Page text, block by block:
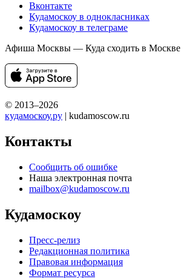
Вконтакте
Кудамоскоу в однокласниках
Кудамоскоу в телеграме
Афиша Москвы — Куда сходить в Москве
© 2013–2026
кудамоскоу.ру | kudamoscow.ru
Контакты
Сообщить об ошибке
Наша электронная почта
mailbox@kudamoscow.ru
Кудамоскоу
Пресс-релиз
Редакционная политика
Правовая информация
Формат ресурса